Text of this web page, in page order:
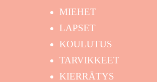
MIEHET
LAPSET
KOULUTUS
TARVIKKEET
KIERRÄTYS